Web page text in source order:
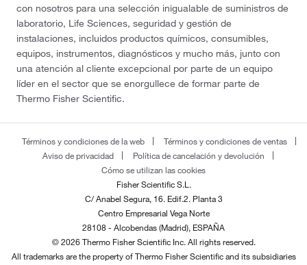
con nosotros para una selección inigualable de suministros de
laboratorio, Life Sciences, seguridad y gestión de
instalaciones, incluidos productos químicos, consumibles,
equipos, instrumentos, diagnósticos y mucho más, junto con
una atención al cliente excepcional por parte de un equipo
líder en el sector que se enorgullece de formar parte de
Thermo Fisher Scientific.
Términos y condiciones de la web
Términos y condiciones de ventas
Aviso de privacidad
Política de cancelación y devolución
Cómo se utilizan las cookies
Fisher Scientific S.L.
C/ Anabel Segura, 16. Edif.2. Planta 3
Centro Empresarial Vega Norte
28108 - Alcobendas (Madrid), ESPAÑA
© 2026 Thermo Fisher Scientific Inc. All rights reserved.
All trademarks are the property of Thermo Fisher Scientific and its subsidiaries